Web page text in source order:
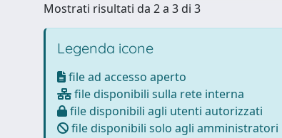
Mostrati risultati da 2 a 3 di 3
Legenda icone
file ad accesso aperto
file disponibili sulla rete interna
file disponibili agli utenti autorizzati
file disponibili solo agli amministratori